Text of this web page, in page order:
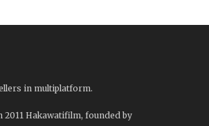
in multiplatform.
2011 Hakawatifilm, founded by